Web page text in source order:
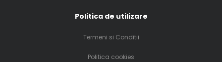
Politica de utilizare
Termeni si Conditii
Politica cookies